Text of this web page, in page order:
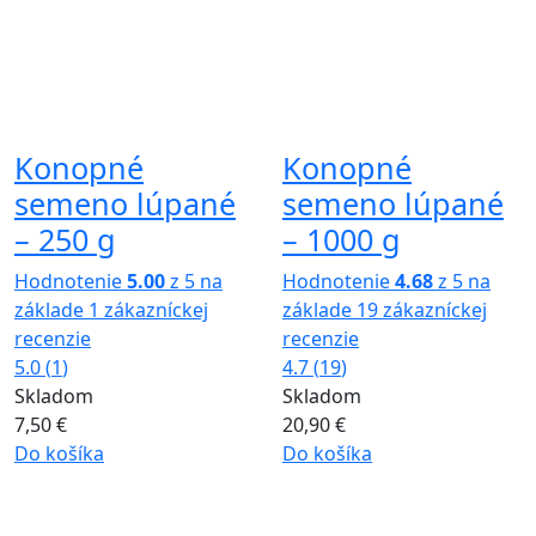
Konopné
semeno lúpané
– 250 g
Hodnotenie5.00z 5 na
základe 1 zákazníckej
recenzie
5.0(1)
Skladom
7,50€
Do košíka
Konopné
semeno lúpané
– 1000 g
Hodnotenie4.68z 5 na
základe 19zákazníckej
recenzie
4.7(19)
Skladom
20,90€
Do košíka